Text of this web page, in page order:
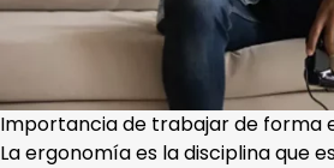
Importancia de trabajar de forma
La ergonomía es la disciplina que